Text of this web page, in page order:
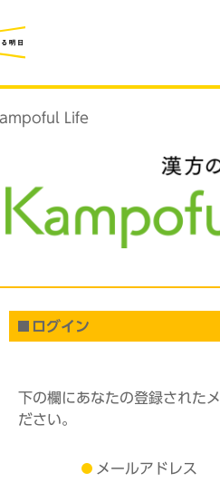
Life
ログイン
下の欄にあなたの登録された
ださい。
メールアドレス